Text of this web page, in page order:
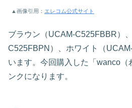
▲画像引用： エレコム公式サイト
ブラウン（UCAM-C525FBBR）
C525FBPN）、ホワイト（
います。今回購入した「wanco（
ンクになります。